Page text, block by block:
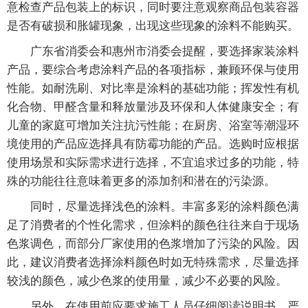
意检查产品包装上的标识，同时要注意观察商品包装容器
是否有破损和胀罐现象，出现这些现象的涂料不能购买。
广东省消委会和惠州市消委会提醒，要选择家装涂料
产品，要综合考虑涂料产品的各项指标，兼顾环保与使用
性能。如耐洗刷、对比率是涂料的基础功能；挥发性有机
化合物、甲醛含量和释放量涉及环保和人体健康安全；有
儿童的家庭可增加关注抗污性能；在厨房、浴室等潮湿环
境使用的产品应选择具有防霉功能的产品。选购时应根据
使用场景和实际需求进行选择，不宜追求过多的功能，特
殊的功能往往意味着更多的添加剂和潜在的污染源。
同时，尽量选择浅色的涂料。丰富多彩的涂料颜色满
足了消费者的个性化需求，但涂料的颜色往往来自于现场
色浆调色，而部分厂家使用的色浆增加了污染的风险。因
此，建议消费者选择涂料颜色时如无特殊需求，尽量选择
较浅的颜色，减少色浆的使用量，减少不必要的风险。